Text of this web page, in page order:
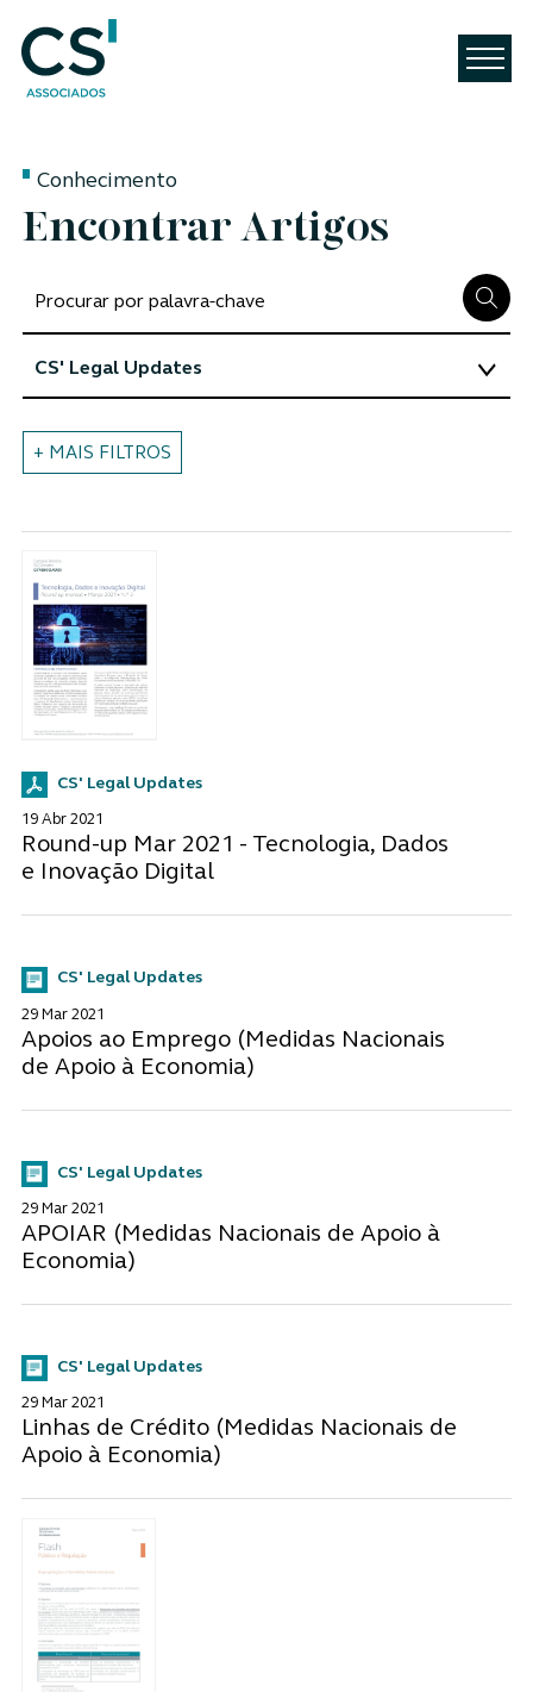
Conhecimento
Encontrar Artigos
+ MAIS FILTROS
CS' Legal Updates
19 Abr 2021
Round-up Mar 2021 - Tecnologia, Dados
e Inovação Digital
CS' Legal Updates
29 Mar 2021
Apoios ao Emprego (Medidas Nacionais
de Apoio à Economia)
CS' Legal Updates
29 Mar 2021
APOIAR (Medidas Nacionais de Apoio à
Economia)
CS' Legal Updates
29 Mar 2021
Linhas de Crédito (Medidas Nacionais de
Apoio à Economia)